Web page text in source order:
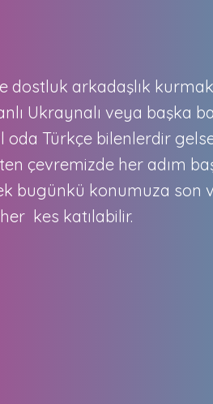
dostluk arkadaşlık
Ukraynalı veya başka
Türkçe bilenlerdir
çevremizde her adım
bugünkü konumuza
kes katılabilir.